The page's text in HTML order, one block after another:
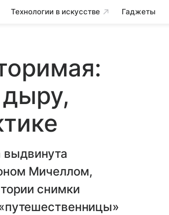
Технологии в искусстве Гаджеты
Мичеллом,
снимки